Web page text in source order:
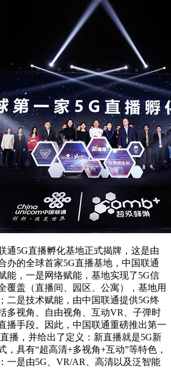
5G直播孵化基地正式揭牌，这是由
办的全球首家5G直播基地，中国联通
能，一是网络赋能，基地实现了5G信
覆盖（直播间、园区、公寓），基地用
二是技术赋能，由中国联通提供5G终
多视角、自由视角、互动VR、子弹时
播手段。因此，中国联通重磅推出第一
播，并给出了定义：新直播就是5G新
，具有“超高清+多视角+互动”等特色，
一是由5G、VR/AR、高清以及泛智能